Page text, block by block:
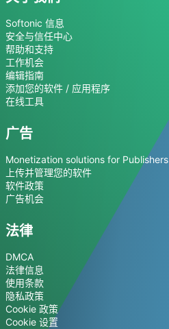
Softonic 信息
安全与信任中心
帮助和支持
工作机会
编辑指南
添加您的软件 / 应用程序
在线工具
广告
Monetization solutions for Publishers
上传并管理您的软件
软件政策
广告机会
法律
DMCA
法律信息
使用条款
隐私政策
Cookie 政策
Cookie 设置